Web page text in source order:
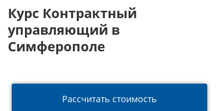
Курс Контрактный
управляющий в
Симферополе
Рассчитать стоимость